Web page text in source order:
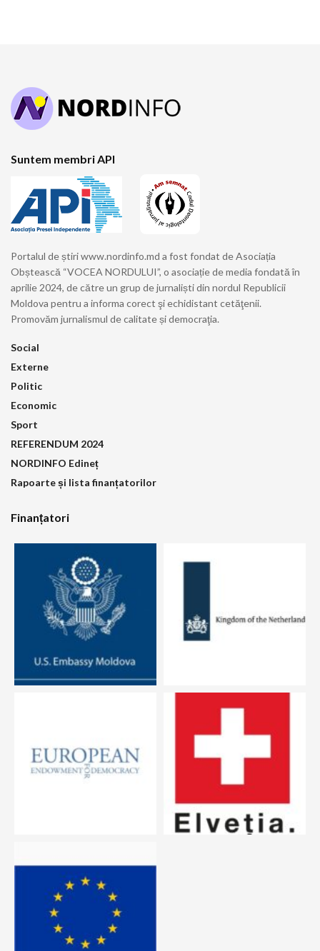
Suntem membri API
Portalul de știri www.nordinfo.md a fost fondat de Asociația
Obștească “VOCEA NORDULUI”, o asociație de media fondată în
aprilie 2024, de către un grup de jurnaliști din nordul Republicii
Moldova pentru a informa corect şi echidistant cetăţenii.
Promovăm jurnalismul de calitate și democraţia.
Social
Externe
Politic
Economic
Sport
REFERENDUM 2024
NORDINFO Edineț
Rapoarte și lista finanțatorilor
Finanțatori